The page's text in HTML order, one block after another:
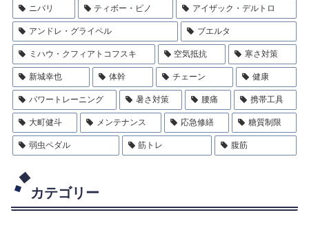
ニバリ ティボー・ピノ アイザック・デルトロ
アンドレ・グライペル ブエルタ
ミハウ・クフィアトコフスキ 空気抵抗 寒さ対策
新城幸也 体幹 チェーン 健康
パワートレーニング 暑さ対策 腰痛 携帯工具
大町健斗 メンテナンス 応急修繕 糖質制限
弱虫ペダル 筋トレ 腹筋
カテゴリー